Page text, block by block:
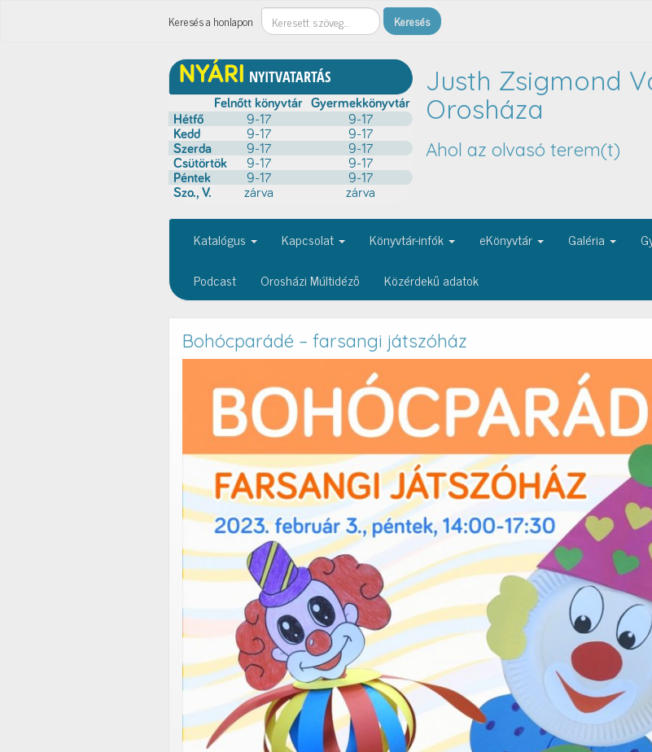
Keresés a honlapon Keresés
Justh Zsigmond
Orosháza
Ahol az olvasó terem(t)
Katalógus Kapcsolat Könyvtár-infók eKönyvtár Galéria
Podcast
Orosházi Múltidéző Közérdekű adatok
Bohócparádé – farsangi játszóház